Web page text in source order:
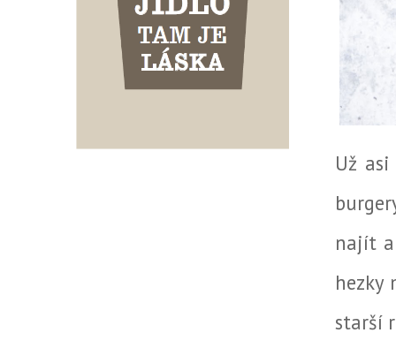
Už
najít
hezky
starší